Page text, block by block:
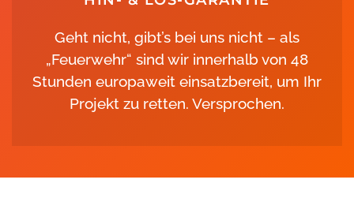
Geht nicht, gibt’s bei uns nicht – als
„Feuerwehr“ sind wir innerhalb von 48
Stunden europaweit einsatzbereit, um Ihr
Projekt zu retten. Versprochen.